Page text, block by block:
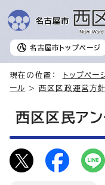
名古屋市 トップページ
現在の位置： トップペー
ール
>西区区政運営方針
西区区民ア